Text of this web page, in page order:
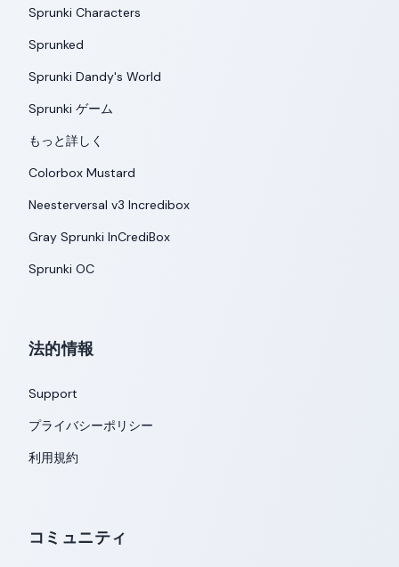
Sprunki Characters
Sprunked
Sprunki Dandy's World
Sprunki ゲーム
もっと詳しく
Colorbox Mustard
Neesterversal v3 Incredibox
Gray Sprunki InCrediBox
Sprunki OC
法的情報
Support
プライバシーポリシー
利用規約
コミュニティ